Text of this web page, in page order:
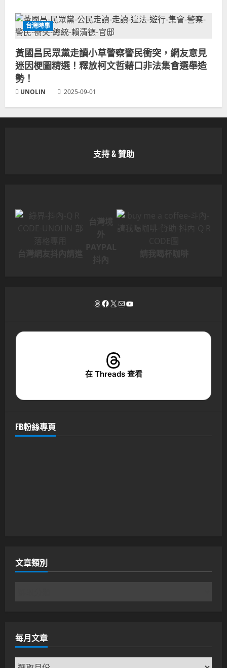
台灣時事
黃國昌民眾黨走讀小草警察警民衝突，網友意見
迷因梗圖精選！釋放柯文哲藉口非法集會選舉造
勢！
UNOLIN 2025-09-01
支持 & 贊助
Threads
Facebook
X 電子郵件YouTube
在 Threads 查看
FB粉絲專頁
文章類別
每月文章
每